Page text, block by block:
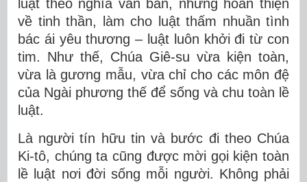
luật theo nghĩa văn bản, nhưng hoàn thiện
về tinh thần, làm cho luật thấm nhuần tình
bác ái yêu thương – luật luôn khởi đi từ con
tim. Như thế, Chúa Giê-su vừa kiện toàn,
vừa là gương mẫu, vừa chỉ cho các môn đệ
của Ngài phương thế để sống và chu toàn lề
luật.
Là người tín hữu tin và bước đi theo Chúa
Ki-tô, chúng ta cũng được mời gọi kiện toàn
lề luật nơi đời sống mỗi người. Không phải